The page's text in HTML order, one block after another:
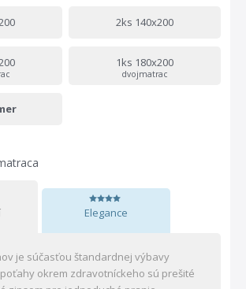
2ks 140x200
1ks 180x200
dvojmatrac
Elegance
je súčasťou štandardnej výbavy
okrem zdravotníckeho sú prešité